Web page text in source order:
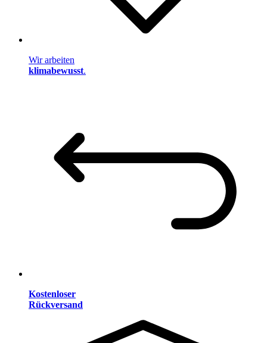
Wir arbeiten
klimabewusst.
Kostenloser
Rückversand